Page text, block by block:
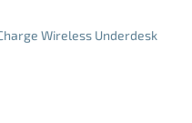
Wireless Underdesk